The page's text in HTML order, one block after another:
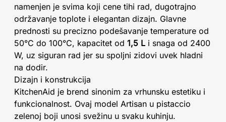
namenjen je svima koji cene tihi rad, dugotrajno
održavanje toplote i elegantan dizajn. Glavne
prednosti su precizno podešavanje temperature od
50°C do 100°C, kapacitet od 1,5 L i snaga od 2400
W, uz siguran rad jer su spoljni zidovi uvek hladni
na dodir.
Dizajn i konstrukcija
KitchenAid je brend sinonim za vrhunsku estetiku i
funkcionalnost. Ovaj model Artisan u pistaccio
zelenoj boji unosi svežinu u svaku kuhinju.